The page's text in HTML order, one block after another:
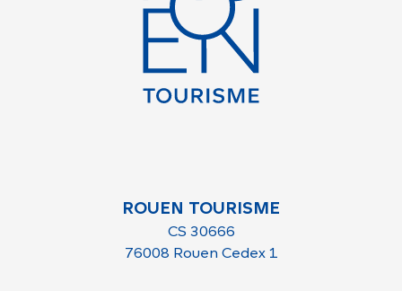
ROUEN TOURISME
CS 30666
76008 Rouen Cedex 1